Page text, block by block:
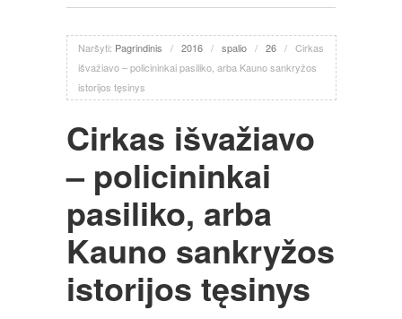
Naršyti: Pagrindinis / 2016 / spalio / 26 / Cirkas
išvažiavo – policininkai pasiliko, arba Kauno sankryžos
istorijos tęsinys
Cirkas išvažiavo
– policininkai
pasiliko, arba
Kauno sankryžos
istorijos tęsinys